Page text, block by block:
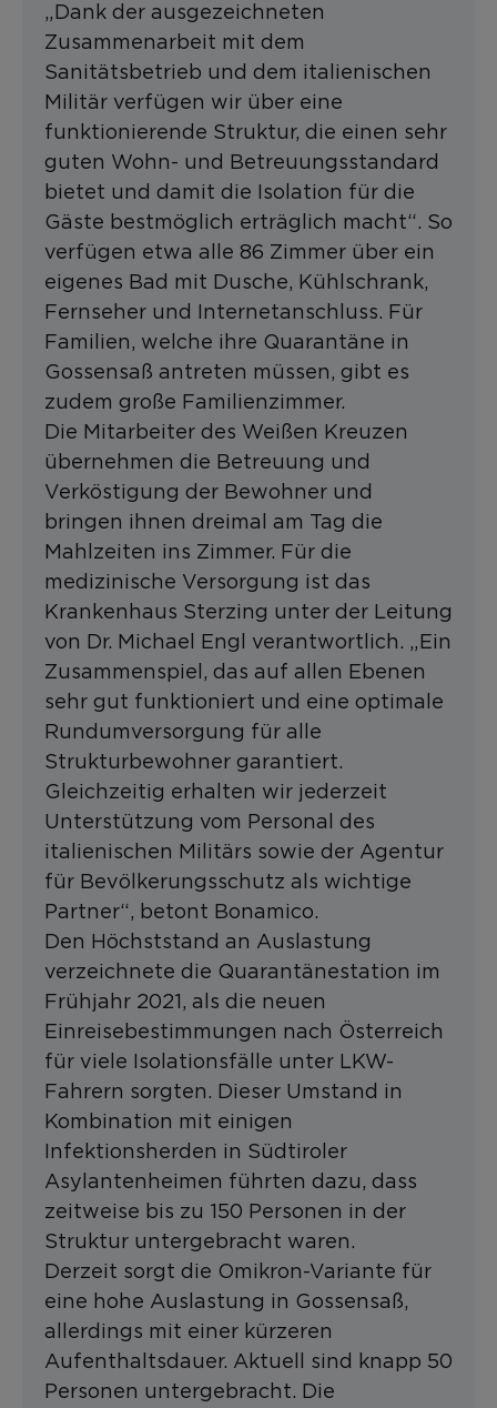
„Dank der ausgezeichneten
Zusammenarbeit mit dem
Sanitätsbetrieb und dem italienischen
Militär verfügen wir über eine
funktionierende Struktur, die einen sehr
guten Wohn- und Betreuungsstandard
bietet und damit die Isolation für die
Gäste bestmöglich erträglich macht“. So
verfügen etwa alle 86 Zimmer über ein
eigenes Bad mit Dusche, Kühlschrank,
Fernseher und Internetanschluss. Für
Familien, welche ihre Quarantäne in
Gossensaß antreten müssen, gibt es
zudem große Familienzimmer.
Die Mitarbeiter des Weißen Kreuzen
übernehmen die Betreuung und
Verköstigung der Bewohner und
bringen ihnen dreimal am Tag die
Mahlzeiten ins Zimmer. Für die
medizinische Versorgung ist das
Krankenhaus Sterzing unter der Leitung
von Dr. Michael Engl verantwortlich. „Ein
Zusammenspiel, das auf allen Ebenen
sehr gut funktioniert und eine optimale
Rundumversorgung für alle
Strukturbewohner garantiert.
Gleichzeitig erhalten wir jederzeit
Unterstützung vom Personal des
italienischen Militärs sowie der Agentur
für Bevölkerungsschutz als wichtige
Partner“, betont Bonamico.
Den Höchststand an Auslastung
verzeichnete die Quarantänestation im
Frühjahr 2021, als die neuen
Einreisebestimmungen nach Österreich
für viele Isolationsfälle unter LKW-
Fahrern sorgten. Dieser Umstand in
Kombination mit einigen
Infektionsherden in Südtiroler
Asylantenheimen führten dazu, dass
zeitweise bis zu 150 Personen in der
Struktur untergebracht waren.
Derzeit sorgt die Omikron-Variante für
eine hohe Auslastung in Gossensaß,
allerdings mit einer kürzeren
Aufenthaltsdauer. Aktuell sind knapp 50
Personen untergebracht. Die